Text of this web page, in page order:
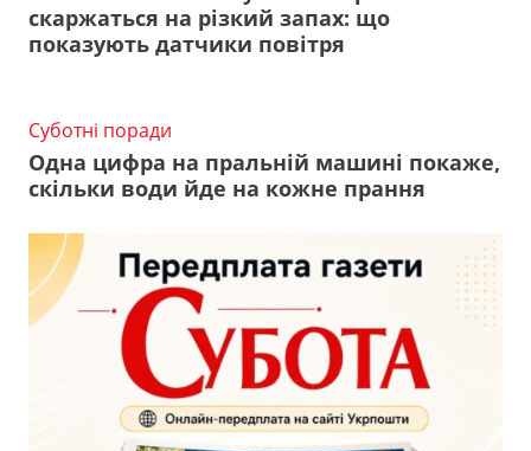
скаржаться на різкий запах: що
показують датчики повітря
Суботні поради
Одна цифра на пральній машині покаже,
скільки води йде на кожне прання